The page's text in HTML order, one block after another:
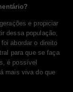
e propiciar
dessa população,
abordar o direito
para que se faça
é possível
mais viva do que